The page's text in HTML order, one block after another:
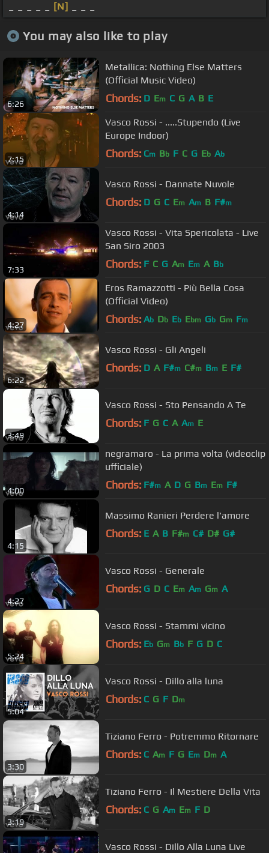
[N]
You may also like to play
6:26
Metallica: Nothing Else Matters
(Official Music Video)
Chords: D Em C G A B E
7:15
Vasco Rossi - .....Stupendo (Live
Europe Indoor)
Chords: Cm Bb F C G Eb Ab
4:14
Vasco Rossi - Dannate Nuvole
Chords: D G C Em Am B F#m
7:33
Vasco Rossi - Vita Spericolata - Live
San Siro 2003
Chords: F C G Am Em A Bb
4:27
Eros Ramazzotti - Più Bella Cosa
(Official Video)
Chords: Ab Db Eb Ebm Gb Gm Fm
6:22
Vasco Rossi - Gli Angeli
Chords: D A F#m C#m Bm E F#
3:49
Vasco Rossi - Sto Pensando A Te
Chords: F G C A Am E
4:00
negramaro - La prima volta (videoclip
ufficiale)
Chords: F#m A D G Bm Em F#
4:15
Massimo Ranieri Perdere l'amore
Chords: E A B F#m C# D# G#
4:27
Vasco Rossi - Generale
Chords: G D C Em Am Gm A
5:24
Vasco Rossi - Stammi vicino
Chords: Eb Gm Bb F G D C
5:04
Vasco Rossi - Dillo alla luna
Chords: C G F Dm
3:30
Tiziano Ferro - Potremmo Ritornare
Chords: C Am F G Em Dm A
3:19
Tiziano Ferro - Il Mestiere Della Vita
Chords: C G Am Em F D
Vasco Rossi - Dillo Alla Luna Live